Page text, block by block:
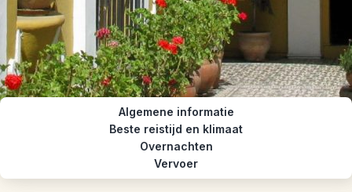
Algemene informatie
Beste reistijd en klimaat
Overnachten
Vervoer